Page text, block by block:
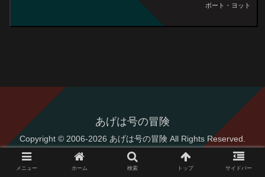
ボート・ヨット
あげは号の冒険
Copyright © 2006-2026 あげは号の冒険 All Rights Reserved.
メニュー ホーム 検索 トップ サイドバー